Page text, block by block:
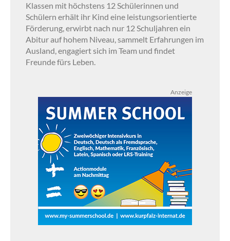
Klassen mit höchstens 12 Schülerinnen und
Schülern erhält ihr Kind eine leistungsorientierte
Förderung, erwirbt nach nur 12 Schuljahren ein
Abitur auf hohem Niveau, sammelt Erfahrungen im
Ausland, engagiert sich im Team und findet
Freunde fürs Leben.
Anzeige